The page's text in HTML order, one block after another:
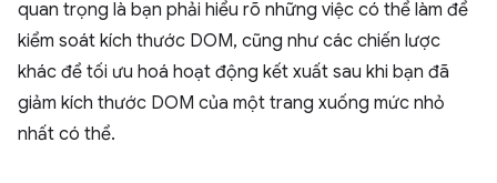
quan trọng là bạn phải hiểu rõ những việc có thể làm để
kiểm soát kích thước DOM, cũng như các chiến lược
khác để tối ưu hoá hoạt động kết xuất sau khi bạn đã
giảm kích thước DOM của một trang xuống mức nhỏ
nhất có thể.